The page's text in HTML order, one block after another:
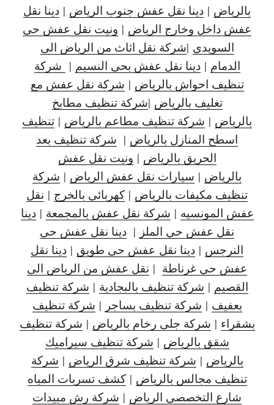
بالرياض | دينا نقل عفش جنوب الرياض | دينا نقل
عفش داخل وخارج الرياض | ونيت نقل عفش حي
السويدي |شركة نقل اثاث من الرياض الى
الدمام |دينا نقل عفش بحي النسيم | شركة
تنظيف احواش بالرياض | شركة نقل عفش مع
تغليف بالرياض |شركة تنظيف مطابخ
بالرياض | شركة تنظيف مطاعم بالرياض | تنظيف
اسطح المنازل بالرياض | شركة تنظيف بعد
الحريق بالرياض | ونيت نقل عفش
بالرياض | سيارات نقل عفش الرياض | شركة
تنظيف مكيفات بالرياض | كهربائي بالخرج | نقل
عفش المونسيه | شركة نقل عفش بالمجمعة |دينا
نقل عفش حي الملز | دينا نقل عفش حي
النرجس | دينا نقل عفش حي طويق | دينا نقل
عفش حي غرناطة | نقل عفش من الرياض الى
القصيم | شركة تنظيف بالبجادية | شركة تنظيف
بعفيف | شركة تنظيف بساجر | شركة تنظيف
بشقراء | شركة جلى رخام بالرياض | شركة تنظيف
شقق بالرياض | شركة تنظيف سيراميك
بالرياض | شركة تنظيف شرق الرياض | شركة
تنظيف مجالس بالرياض |كشف تسربات المياه
شارع التخصصي الرياض | شركة رش مبيدات